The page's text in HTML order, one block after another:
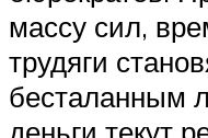
массу сил,
трудяги
бесталанным